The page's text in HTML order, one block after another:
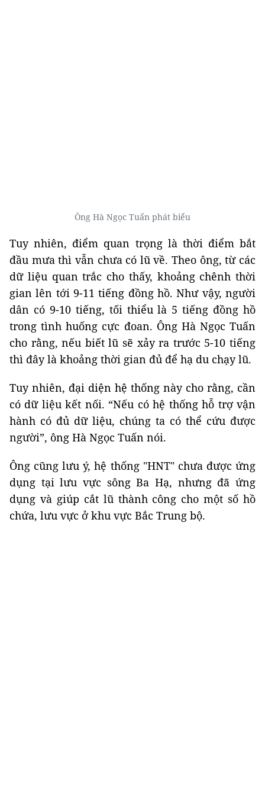
Ông Hà Ngọc Tuấn phát biểu
Tuy nhiên, điểm quan trọng là thời điểm bắt
đầu mưa thì vẫn chưa có lũ về. Theo ông, từ các
dữ liệu quan trắc cho thấy, khoảng chênh thời
gian lên tới 9-11 tiếng đồng hồ. Như vậy, người
dân có 9-10 tiếng, tối thiểu là 5 tiếng đồng hồ
trong tình huống cực đoan. Ông Hà Ngọc Tuấn
cho rằng, nếu biết lũ sẽ xảy ra trước 5-10 tiếng
thì đây là khoảng thời gian đủ để hạ du chạy lũ.
Tuy nhiên, đại diện hệ thống này cho rằng, cần
có dữ liệu kết nối. “Nếu có hệ thống hỗ trợ vận
hành có đủ dữ liệu, chúng ta có thể cứu được
người”, ông Hà Ngọc Tuấn nói.
Ông cũng lưu ý, hệ thống "HNT" chưa được ứng
dụng tại lưu vực sông Ba Hạ, nhưng đã ứng
dụng và giúp cắt lũ thành công cho một số hồ
chứa, lưu vực ở khu vực Bắc Trung bộ.